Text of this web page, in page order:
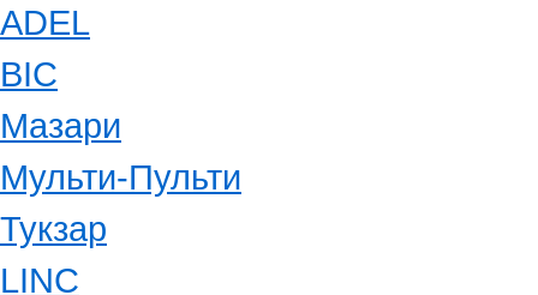
ADEL
BIC
Мазари
Мульти-Пульти
Тукзар
LINC